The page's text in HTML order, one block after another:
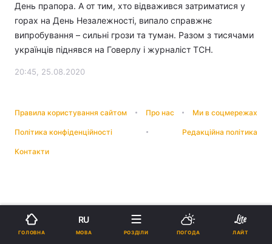
День прапора. А от тим, хто відважився затриматися у
горах на День Незалежності, випало справжнє
випробування – сильні грози та туман. Разом з тисячами
українців піднявся на Говерлу і журналіст ТСН.
20:45, 25.08.2020
Правила користування сайтом Про нас Ми в соцмережах
Політика конфіденційності Редакційна політика
Контакти
ГОЛОВНА
RU
МОВА РОЗДІЛИ ПОГОДА ЛАЙТ